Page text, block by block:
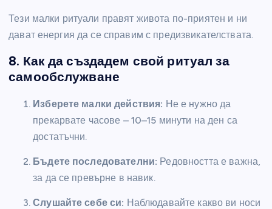
Тези малки ритуали правят живота по-приятен и ни
дават енергия да се справим с предизвикателствата.
8. Как да създадем свой ритуал за
самообслужване
Изберете малки действия: Не е нужно да
прекарвате часове – 10–15 минути на ден са
достатъчни.
Бъдете последователни: Редовността е важна,
за да се превърне в навик.
Слушайте себе си: Наблюдавайте какво ви носи